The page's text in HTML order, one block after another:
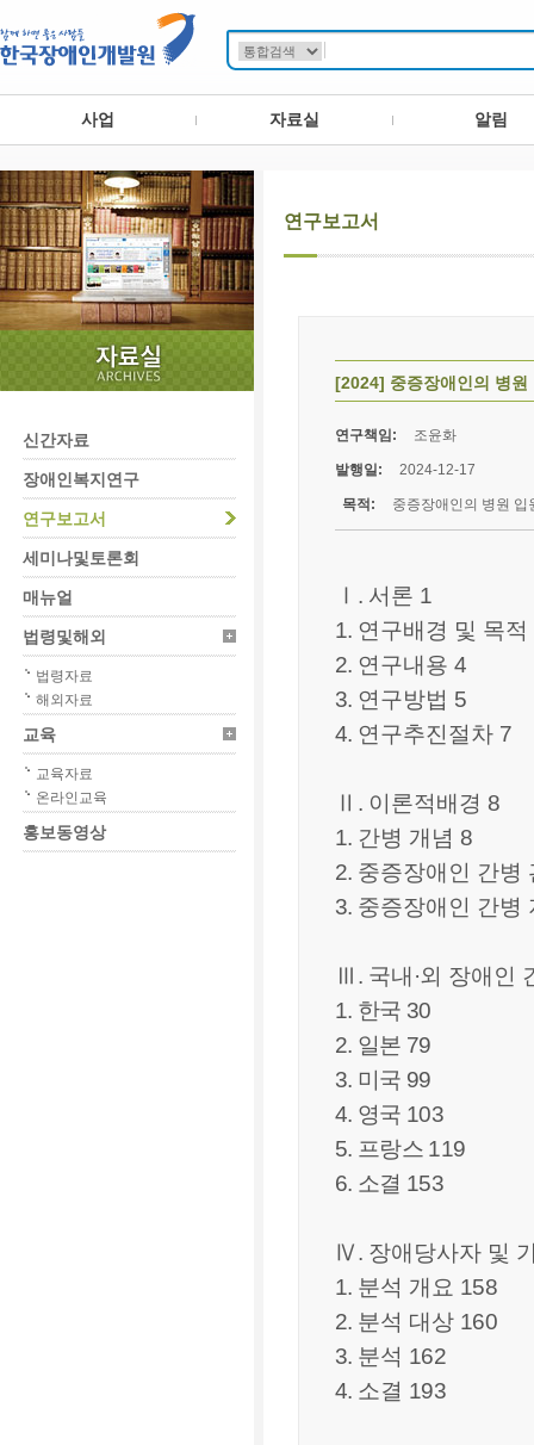
사업 자료실 알림
신간자료
장애인복지연구
연구보고서
세미나및토론회
매뉴얼
법령및해외
법령자료
해외자료
교육
교육자료
온라인교육
홍보동영상
연구보고서
[2024] 중증장애인의 병원
연구책임: 조윤화
발행일: 2024-12-17
목적: 중증장애인의 병원
Ⅰ . 서론 1
1. 연구배경 및 목적
2. 연구내용 4
3. 연구방법 5
4. 연구추진절차 7
Ⅱ . 이론적배경 8
1. 간병 개념 8
2. 중증장애인 간병
3. 중증장애인 간병
Ⅲ . 국내·외 장애인
1. 한국 30
2. 일본 79
3. 미국 99
4. 영국 103
5. 프랑스 119
6. 소결 153
Ⅳ. 장애당사자 및
1. 분석 개요 158
2. 분석 대상 160
3. 분석 162
4. 소결 193